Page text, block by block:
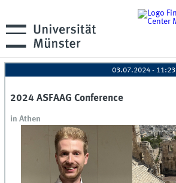
03.07.2024 - 11:23
2024 ASFAAG Conference
in Athen